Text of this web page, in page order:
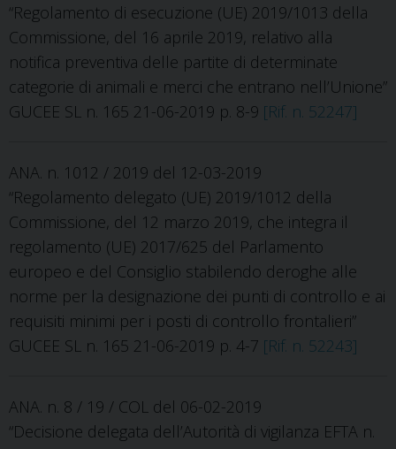
“Regolamento di esecuzione (UE) 2019/1013 della
Commissione, del 16 aprile 2019, relativo alla
notifica preventiva delle partite di determinate
categorie di animali e merci che entrano nell’Unione”
GUCEE SL n. 165 21-06-2019 p. 8-9 [Rif. n. 52247]
ANA. n. 1012 / 2019 del 12-03-2019
“Regolamento delegato (UE) 2019/1012 della
Commissione, del 12 marzo 2019, che integra il
regolamento (UE) 2017/625 del Parlamento
europeo e del Consiglio stabilendo deroghe alle
norme per la designazione dei punti di controllo e ai
requisiti minimi per i posti di controllo frontalieri”
GUCEE SL n. 165 21-06-2019 p. 4-7 [Rif. n. 52243]
ANA. n. 8 / 19 / COL del 06-02-2019
“Decisione delegata dell’Autorità di vigilanza EFTA n.